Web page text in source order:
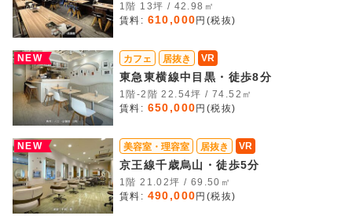
1階 13坪 / 42.98㎡
賃料: 610,000 円(税抜)
NEW カフェ 居抜き VR
東急東横線中目黒・徒歩8分
1階-2階 22.54坪 / 74.52㎡
賃料: 650,000 円(税抜)
NEW 美容室・理容室 居抜き VR
京王線千歳烏山・徒歩5分
1階 21.02坪 / 69.50㎡
賃料: 490,000 円(税抜)